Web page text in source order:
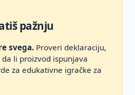
pažnju
svega. Proveri deklaraciju,
li proizvod ispunjava
za edukativne igračke za